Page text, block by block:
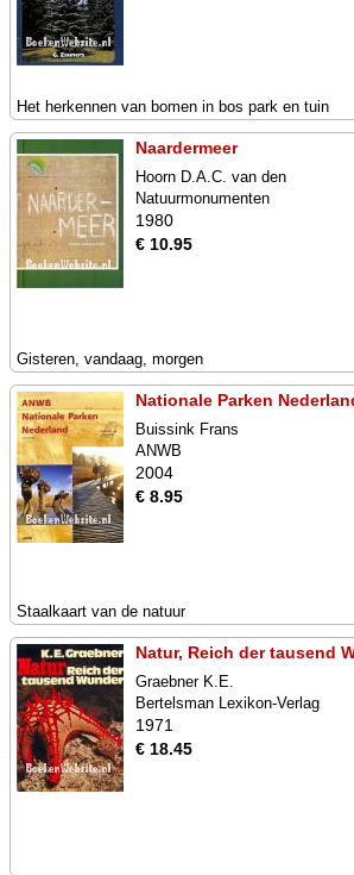
Het herkennen van bomen in bos park en tuin
Naardermeer
Hoorn D.A.C. van den
Natuurmonumenten
1980
€ 10.95
Gisteren, vandaag, morgen
Nationale Parken
Buissink Frans
ANWB
2004
€ 8.95
Staalkaart van de natuur
Natur, Reich der tausend
Graebner K.E.
Bertelsman Lexikon-Verlag
1971
€ 18.45